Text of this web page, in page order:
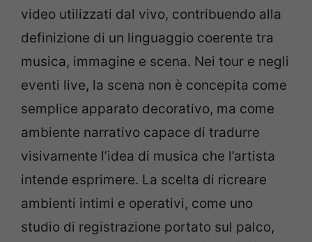
video utilizzati dal vivo, contribuendo alla
definizione di un linguaggio coerente tra
musica, immagine e scena. Nei tour e negli
eventi live, la scena non è concepita come
semplice apparato decorativo, ma come
ambiente narrativo capace di tradurre
visivamente l’idea di musica che l’artista
intende esprimere. La scelta di ricreare
ambienti intimi e operativi, come uno
studio di registrazione portato sul palco,